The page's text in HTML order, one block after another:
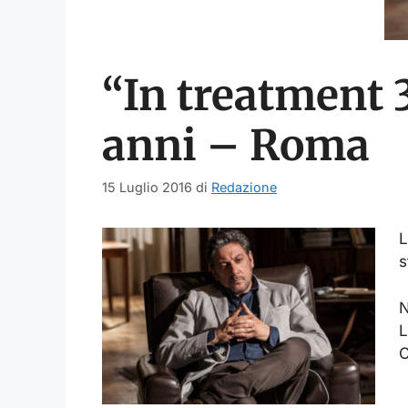
“In treatment
anni – Roma
15 Luglio 2016 di Redazione